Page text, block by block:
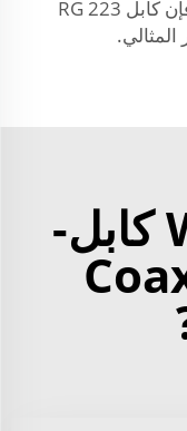
العالي، فإن كابل RG 223
المثالي.
Why choose كابل-